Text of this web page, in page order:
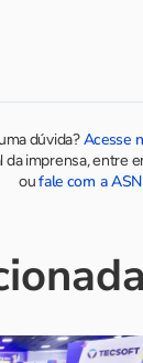
dúvida?Acesse
da imprensa, entre
oufale com a